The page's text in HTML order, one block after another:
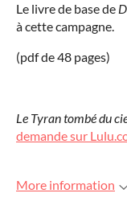
Le livre de base de
à cette campagne.
(pdf de 48 pages)
Le Tyran tombé du
demande sur
More information